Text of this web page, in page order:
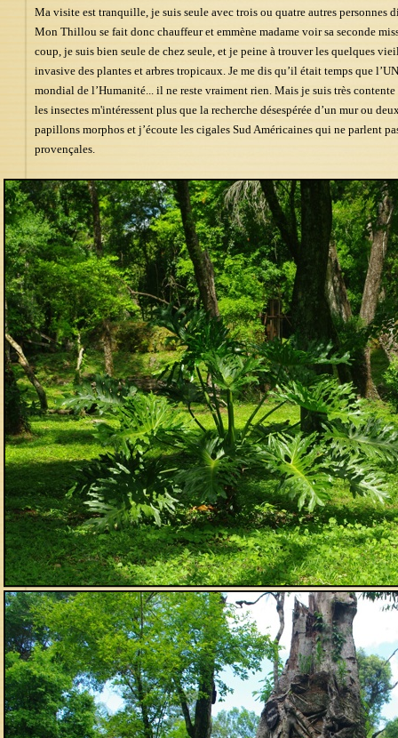
Ma visite est tranquille, je suis seule avec trois ou quatre autres personnes
Mon Thillou se fait donc chauffeur et emmène madame voir sa seconde
coup, je suis bien seule de chez seule, et je peine à trouver les quelques
invasive des plantes et arbres tropicaux. Je me dis qu’il était temps que
mondial de l’Humanité... il ne reste vraiment rien. Mais je suis très
les insectes m'intéressent plus que la recherche désespérée d’un mur ou
papillons morphos et j’écoute les cigales Sud Américaines qui ne parlent
provençales.